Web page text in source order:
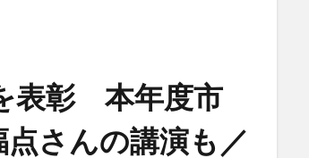
表彰 本年度市
さんの講演も／